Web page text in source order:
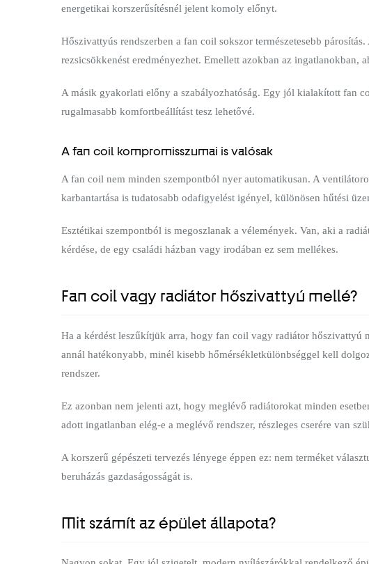
energetikai korszerűsítésnél jelent komoly előnyt.
Hőszivattyús rendszerben a fan coil sokszor természetesebb
rezsicsökkenést eredményezhet. Emellett azokban az
A másik gyakorlati előny a szabályozhatóság. Egy jól kialakított fan
rugalmasabb komfortbeállítást tesz lehetővé.
A fan coil kompromisszumai is valósak
A fan coil nem minden szempontból nyer automatikusan. A
karbantartása is tudatosabb odafigyelést igényel, különösen hűtési
Esztétikai szempontból is megoszlanak a vélemények. Van, aki a
kérdése, de egy családi házban vagy irodában ez sem mellékes.
Fan coil vagy radiátor hőszivattyú mellé?
Ha a kérdést leszűkítjük arra, hogy fan coil vagy radiátor
annál hatékonyabb, minél kisebb hőmérsékletkülönbséggel kell
rendszer.
Ez azonban nem jelenti azt, hogy meglévő radiátorokat minden
adott ingatlanban elég-e a meglévő rendszer, részleges cserére van
A korszerű gépészeti tervezés lényege éppen ez: nem terméket
beruházás gazdaságosságát is.
Mit számít az épület állapota?